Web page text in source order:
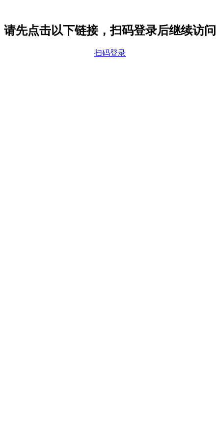
请先点击以下链接，扫码登录后继续访问
扫码登录